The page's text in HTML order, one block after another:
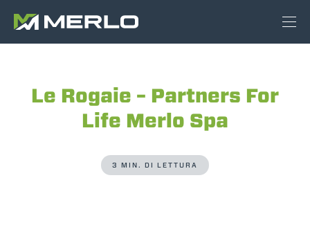
Le Rogaie – Partners For
Life Merlo Spa
3 MIN. DI LETTURA